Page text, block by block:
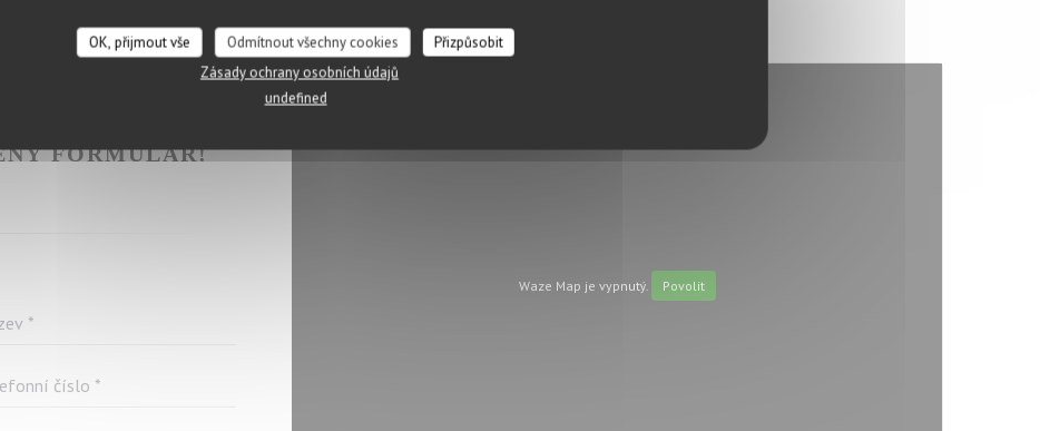
OK, přijmout vše Odmítnout všechny cookies
Přizpůsobit
Zásady ochrany osobních údajů
undefined
?
FORMULÁŘ!
Waze Map je vypnutý. Povolit